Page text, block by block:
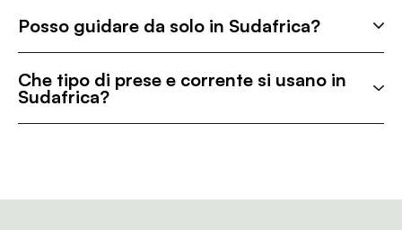
Posso guidare da solo in Sudafrica?
Che tipo di prese e corrente si usano in
Sudafrica?